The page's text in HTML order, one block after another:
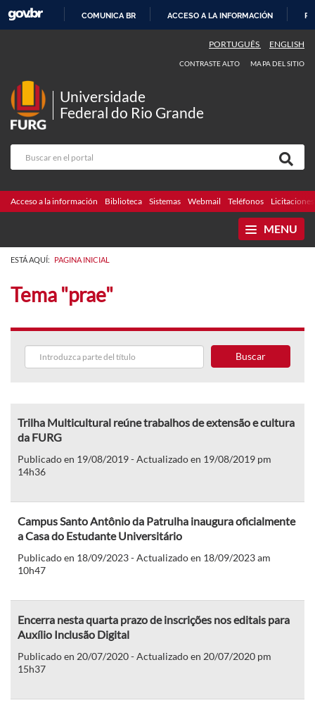
CONTENIDO
COMUNICA BR ACCESO A LA INFORMACIÓN
PORTUGUÊS ENGLISH
CONTRASTE ALTO MAPA DEL SITIO
Universidade
Federal do Rio Grande
Acceso a la información Biblioteca Sistemas Webmail Teléfonos Licitaciones
MENU
ESTÁ AQUÍ: PAGINA INICIAL
Tema "prae"
Buscar
Trilha Multicultural reúne trabalhos de extensão e cultura
da FURG
Publicado en 19/08/2019 - Actualizado en 19/08/2019 pm
14h36
Campus Santo Antônio da Patrulha inaugura oficialmente
a Casa do Estudante Universitário
Publicado en 18/09/2023 - Actualizado en 18/09/2023 am
10h47
Encerra nesta quarta prazo de inscrições nos editais para
Auxílio Inclusão Digital
Publicado en 20/07/2020 - Actualizado en 20/07/2020 pm
15h37